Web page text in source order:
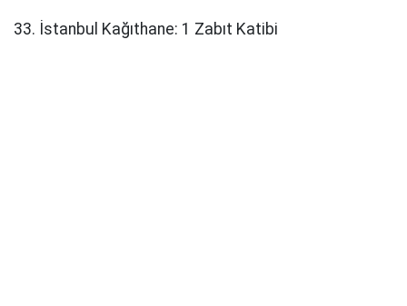
33. İstanbul Kağıthane: 1 Zabıt Katibi